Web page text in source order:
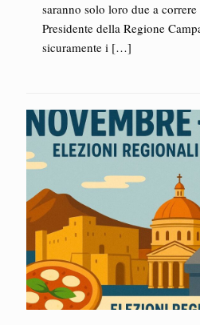
saranno solo loro due a
Presidente della Regione
sicuramente i […]